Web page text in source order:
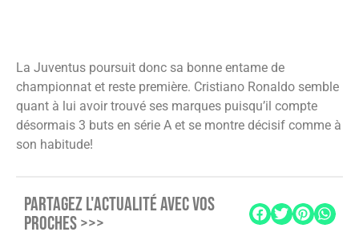
La Juventus poursuit donc sa bonne entame de
championnat et reste première. Cristiano Ronaldo semble
quant à lui avoir trouvé ses marques puisqu’il compte
désormais 3 buts en série A et se montre décisif comme à
son habitude!
PARTAGEZ L'ACTUALITÉ AVEC VOS
PROCHES >>>